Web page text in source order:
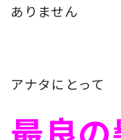
ありません
アナタにとって